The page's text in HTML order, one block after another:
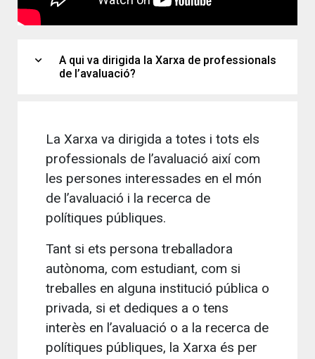
expand_more
A qui va dirigida la Xarxa de professionals
de l’avaluació?
La Xarxa va dirigida a totes i tots els
professionals de l’avaluació així com
les persones interessades en el món
de l’avaluació i la recerca de
polítiques públiques.
Tant si ets persona treballadora
autònoma, com estudiant, com si
treballes en alguna institució pública o
privada, si et dediques a o tens
interès en l’avaluació o a la recerca de
polítiques públiques, la Xarxa és per